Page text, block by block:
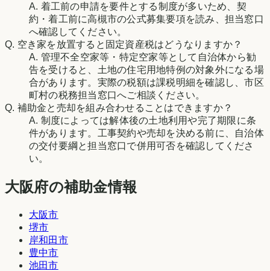
A. 着工前の申請を要件とする制度が多いため、契
約・着工前に高槻市の公式募集要項を読み、担当窓口
へ確認してください。
Q. 空き家を放置すると固定資産税はどうなりますか？
A. 管理不全空家等・特定空家等として自治体から勧
告を受けると、土地の住宅用地特例の対象外になる場
合があります。実際の税額は課税明細を確認し、市区
町村の税務担当窓口へご相談ください。
Q. 補助金と売却を組み合わせることはできますか？
A. 制度によっては解体後の土地利用や完了期限に条
件があります。工事契約や売却を決める前に、自治体
の交付要綱と担当窓口で併用可否を確認してくださ
い。
大阪府の補助金情報
大阪市
堺市
岸和田市
豊中市
池田市